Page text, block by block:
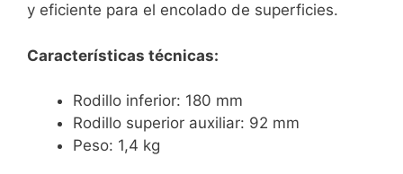
y eficiente para el encolado de superficies.
Características técnicas:
Rodillo inferior: 180 mm
Rodillo superior auxiliar: 92 mm
Peso: 1,4 kg